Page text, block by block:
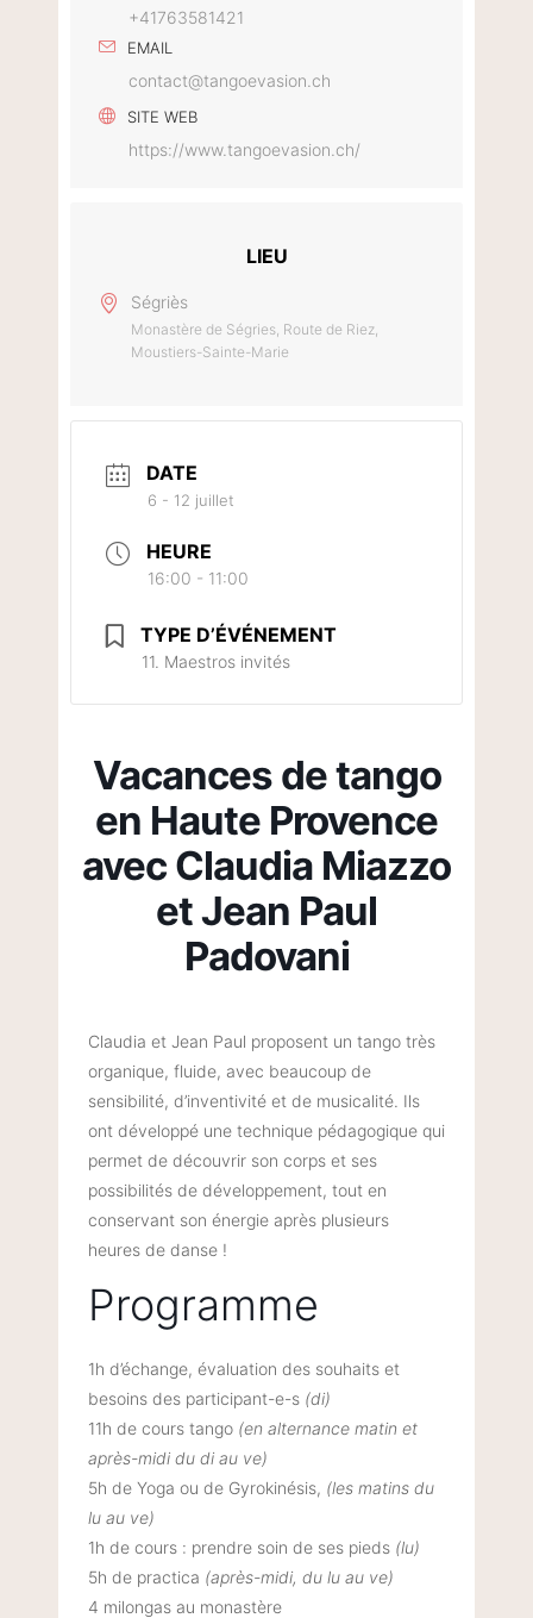
+41763581421
EMAIL
contact@tangoevasion.ch
SITE WEB
https://www.tangoevasion.ch/
LIEU
Ségriès
Monastère de Ségries, Route de Riez,
Moustiers-Sainte-Marie
DATE
6 - 12 juillet
HEURE
16:00 - 11:00
TYPE D’ÉVÉNEMENT
11. Maestros invités
Vacances de tango
en Haute Provence
avec Claudia Miazzo
et Jean Paul
Padovani
Claudia et Jean Paul proposent un tango très
organique, fluide, avec beaucoup de
sensibilité, d’inventivité et de musicalité. Ils
ont développé une technique pédagogique qui
permet de découvrir son corps et ses
possibilités de développement, tout en
conservant son énergie après plusieurs
heures de danse !
Programme
1h d’échange, évaluation des souhaits et
besoins des participant-e-s (di)
11h de cours tango (en alternance matin et
après-midi du di au ve)
5h de Yoga ou de Gyrokinésis, (les matins du
lu au ve)
1h de cours : prendre soin de ses pieds (lu)
5h de practica (après-midi, du lu au ve)
4 milongas au monastère